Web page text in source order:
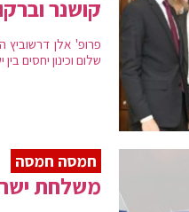
קושנר
פרופ' אלן
שלום וכינון יחסים
חמסה חמסה
משלחת